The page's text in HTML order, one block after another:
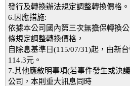
發行及轉換辦法規定調整轉換價格。
6.因應措施:
依據本公司國內第三次無擔保轉換
條規定調整轉換價格，
自除息基準日(115/07/31)起，由新
114.3元。
7.其他應敘明事項(若事件發生或決
公司，本則重大訊息同時